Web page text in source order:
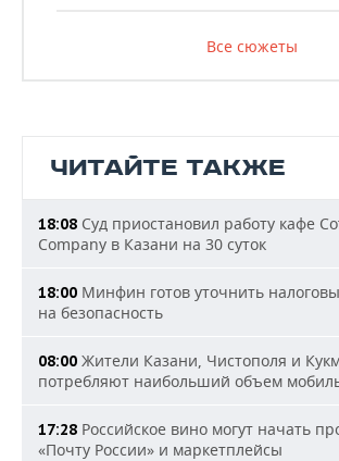
Все сюжеты
ЧИТАЙТЕ ТАКЖЕ
18:08 Суд приостановил работу кафе
Company в Казани на 30 суток
18:00 Минфин готов уточнить
на безопасность
08:00 Жители Казани, Чистополя и
потребляют наибольший объем
17:28 Российское вино могут начать
«Почту России» и маркетплейсы